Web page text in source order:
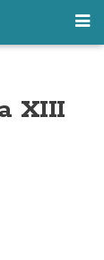
XIII